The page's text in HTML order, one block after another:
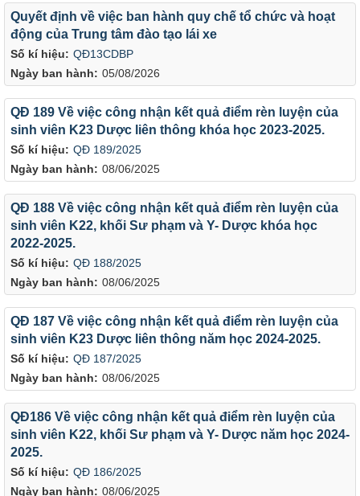
Số kí hiệu: QĐ13CDBP
Ngày ban hành: 05/08/2026
Quyết định về việc ban hành quy chế tổ chức và hoạt
động của Trung tâm đào tạo lái xe
Số kí hiệu: QĐ 189/2025
Ngày ban hành: 08/06/2025
QĐ 189 Về việc công nhận kết quả điểm rèn luyện của
sinh viên K23 Dược liên thông khóa học 2023-2025.
Số kí hiệu: QĐ 188/2025
Ngày ban hành: 08/06/2025
QĐ 188 Về việc công nhận kết quả điểm rèn luyện của
sinh viên K22, khối Sư phạm và Y- Dược khóa học
2022-2025.
Số kí hiệu: QĐ 187/2025
Ngày ban hành: 08/06/2025
QĐ 187 Về việc công nhận kết quả điểm rèn luyện của
sinh viên K23 Dược liên thông năm học 2024-2025.
Số kí hiệu: QĐ 186/2025
Ngày ban hành: 08/06/2025
QĐ186 Về việc công nhận kết quả điểm rèn luyện của
sinh viên K22, khối Sư phạm và Y- Dược năm học 2024-
2025.